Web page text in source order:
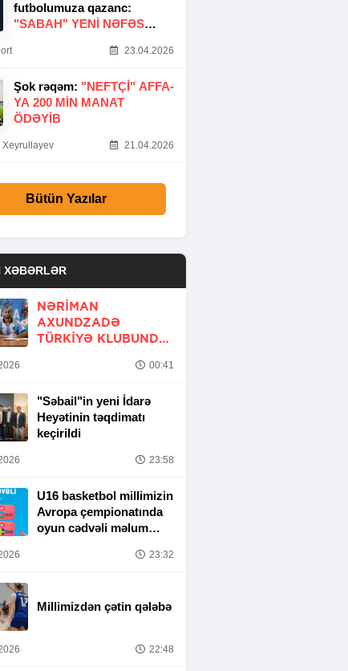
futbolumuza qazanc:
"SABAH" YENI NƏFƏS
23.04.2026
Şok rəqəm: "NEFTÇI" AFFA-
YA 200 MIN MANAT
ÖDƏYIB
Xeyrullayev 21.04.2026
Bütün Yazılar
XƏBƏRLƏR
NƏRIMAN
AXUNDZADƏ
TÜRKIYƏ KLUBUNDA
00:41
"Səbail"in yeni İdarə
Heyətinin təqdimatı
keçirildi
23:58
U16 basketbol millimizin
Avropa çempionatında
oyun cədvəli məlum
23:32
Millimizdən çətin qələbə
22:48